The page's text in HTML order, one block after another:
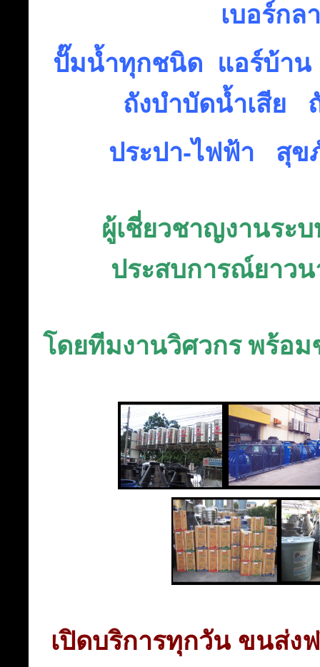
เบอร์กล
ปั๊มน้ำทุกชนิด แอร์บ้า
ถังบำบัดน้ำเสีย
ประปา-ไฟฟ้า สุ
ผู้เชี่ยวชาญงานระ
ประสบการณ์ยาวน
โดยทีมงานวิศวกร พร้อ
เปิดบริการทุกวัน ขนส่ง